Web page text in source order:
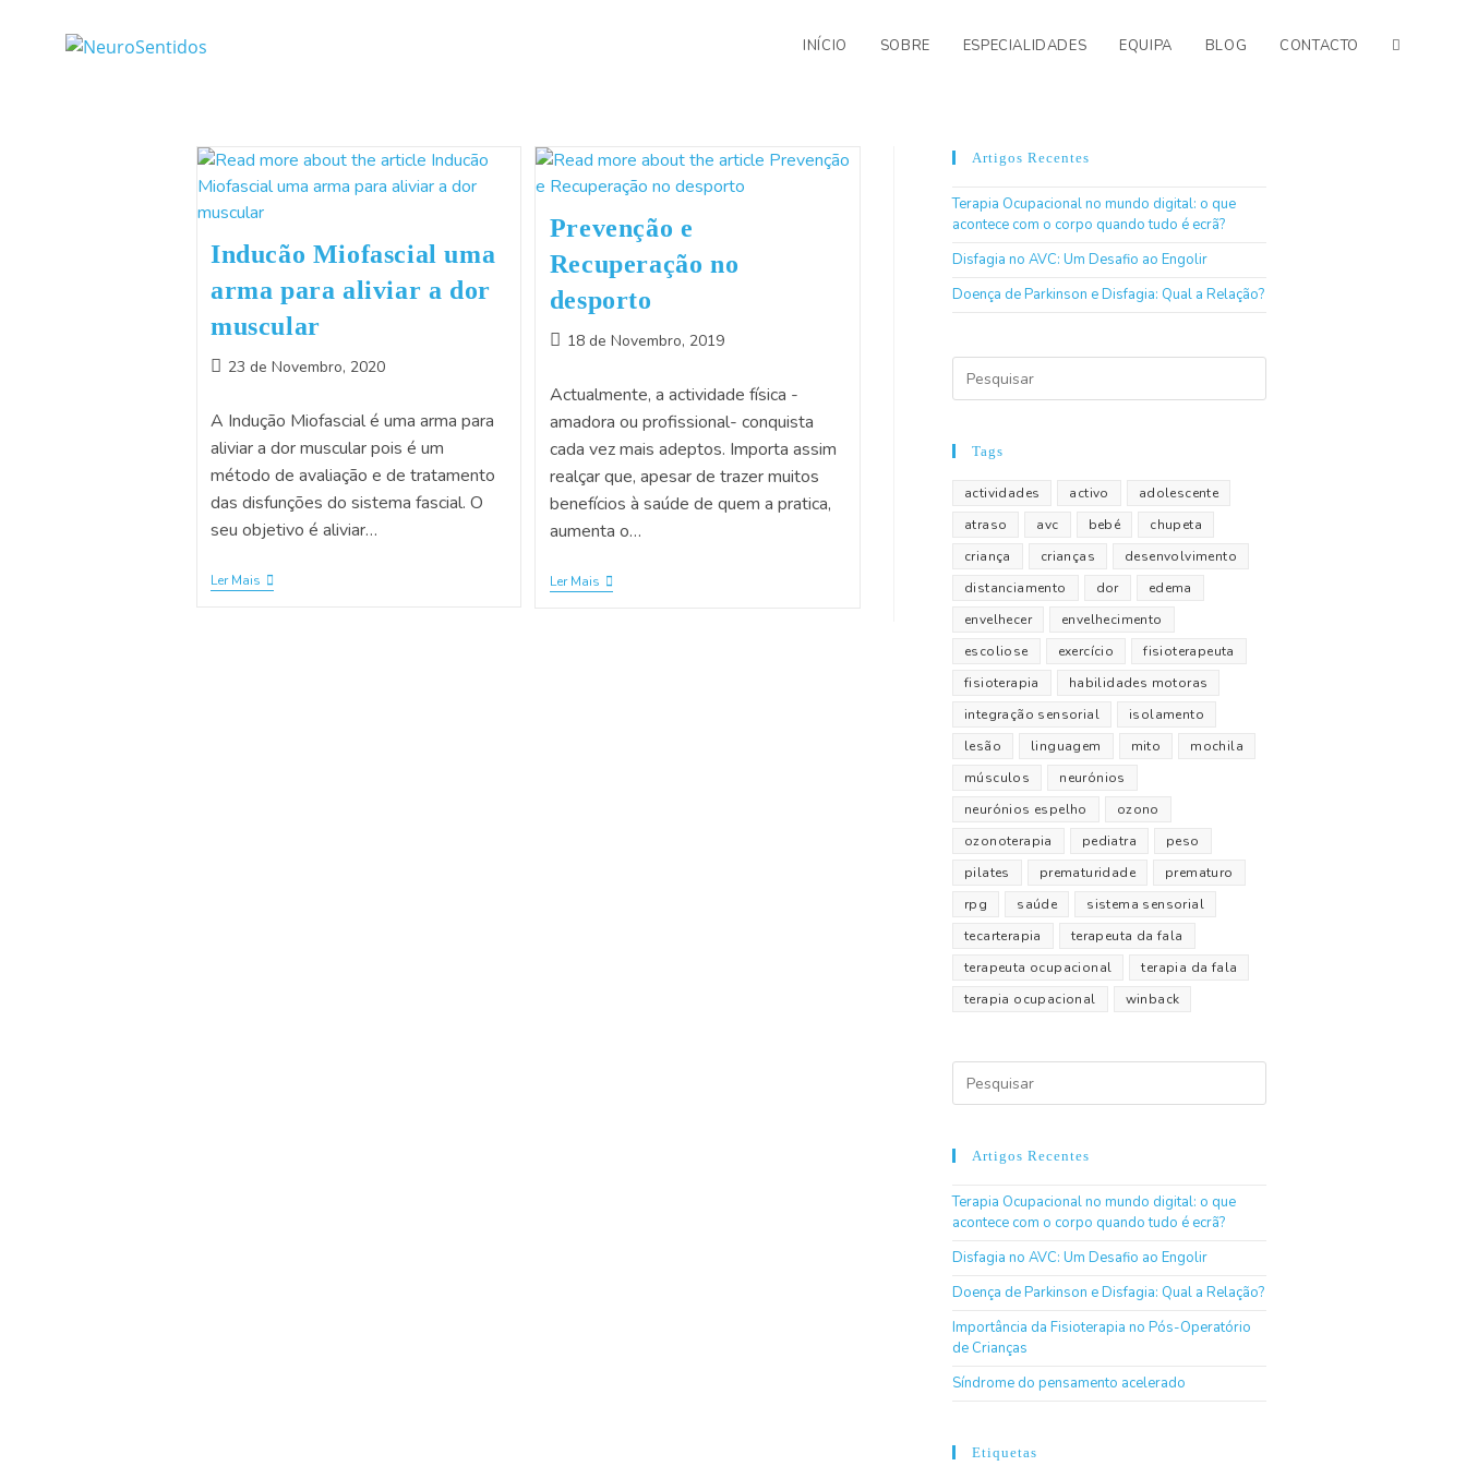
INÍCIO SOBRE ESPECIALIDADES EQUIPA BLOG CONTACTO
Inducão Miofascial uma
arma para aliviar a dor
muscular
23 de Novembro, 2020
A Indução Miofascial é uma arma para
aliviar a dor muscular pois é um
método de avaliação e de tratamento
das disfunções do sistema fascial. O
seu objetivo é aliviar…
Ler Mais
Prevenção e
Recuperação no
desporto
18 de Novembro, 2019
Actualmente, a actividade física -
amadora ou profissional- conquista
cada vez mais adeptos. Importa assim
realçar que, apesar de trazer muitos
benefícios à saúde de quem a pratica,
aumenta o…
Ler Mais
Artigos Recentes
Terapia Ocupacional no mundo digital: o que
acontece com o corpo quando tudo é ecrã?
Disfagia no AVC: Um Desafio ao Engolir
Doença de Parkinson e Disfagia: Qual a Relação?
Tags
actividades activo
adolescente
atraso
avc bebé
chupeta
criança
crianças
desenvolvimento
distanciamento
dor
edema
envelhecer
envelhecimento
escoliose
exercício
fisioterapeuta
fisioterapia
habilidades motoras
integração sensorial
isolamento
lesão
linguagem mito
mochila
músculos
neurónios
neurónios espelho
ozono
ozonoterapia
pediatra
peso
pilates
prematuridade
prematuro
rpg
saúde
sistema sensorial
tecarterapia
terapeuta da fala
terapeuta ocupacional
terapia da fala
terapia ocupacional
winback
Artigos Recentes
Terapia Ocupacional no mundo digital: o que
acontece com o corpo quando tudo é ecrã?
Disfagia no AVC: Um Desafio ao Engolir
Doença de Parkinson e Disfagia: Qual a Relação?
Importância da Fisioterapia no Pós-Operatório
de Crianças
Síndrome do pensamento acelerado
Etiquetas